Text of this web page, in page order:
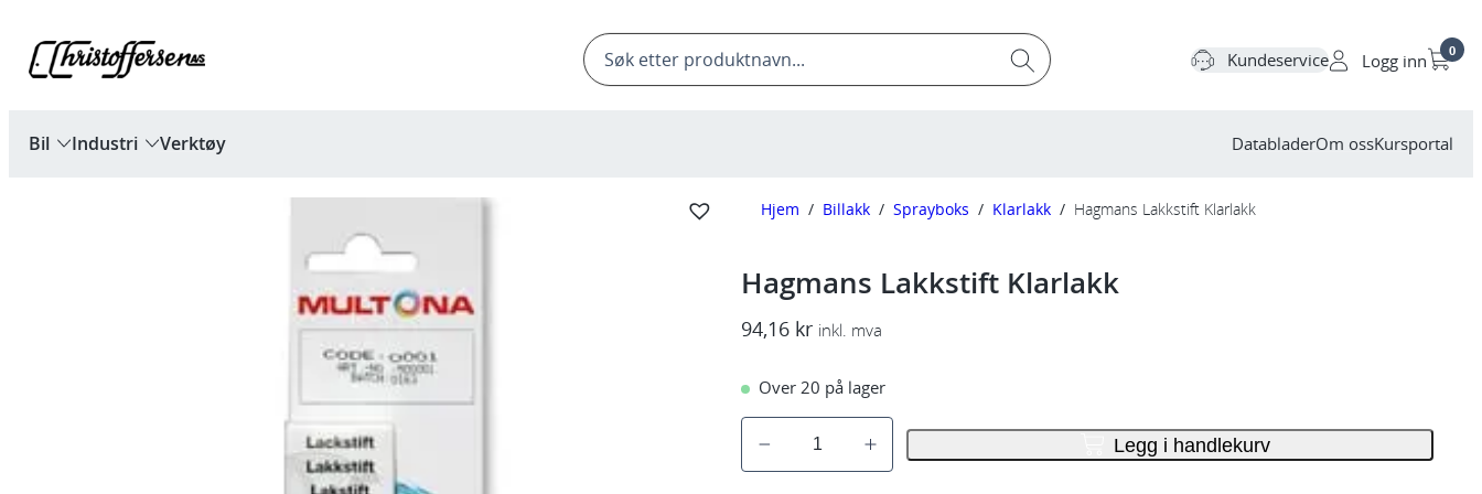
innhold
Products
search Kundeservice Logg inn 0
Bil Industri Verktøy DatabladerOm ossKursportal
Hjem / Billakk / Sprayboks / Klarlakk / Hagmans Lakkstift Klarlakk
Hagmans Lakkstift Klarlakk
94,16 kr inkl. mva
Over 20 på lager
a
Legg i handlekurv